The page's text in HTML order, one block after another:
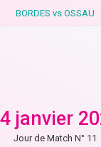
BORDES vs OSSAU
janvier
Jour de Match N° 11